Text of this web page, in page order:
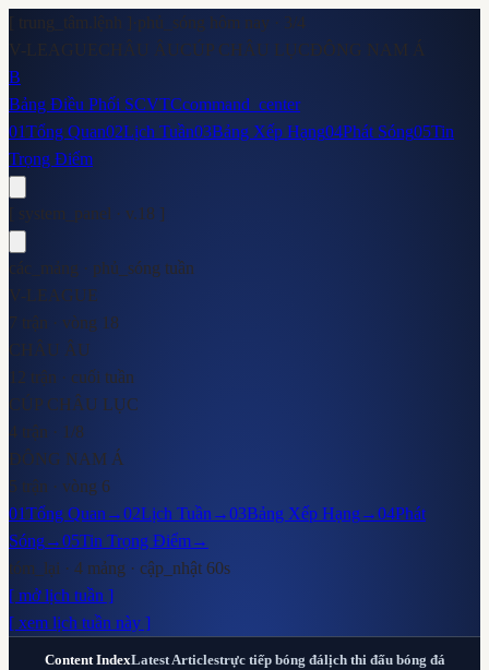
[ trung_tâm.lệnh ]·phủ_sóng hôm nay · 3/4
V-LEAGUECHÂU ÂUCÚP CHÂU LỤCĐÔNG NAM Á
B
Bảng Điều Phối SCVTCcommand_center
01Tổng Quan02Lịch Tuần03Bảng Xếp Hạng04Phát Sóng05Tin
Trọng Điểm
[ system_panel · v.18 ]
các_mảng · phủ_sóng tuần
V-LEAGUE
7 trận · vòng 18
CHÂU ÂU
12 trận · cuối tuần
CÚP CHÂU LỤC
4 trận · 1/8
ĐÔNG NAM Á
5 trận · vòng 6
01Tổng Quan →02Lịch Tuần →03Bảng Xếp Hạng →04Phát
Sóng →05Tin Trọng Điểm→
tóm_lại · 4 mảng · cập_nhật 60s
[ mở lịch tuần ]
[ xem lịch tuần này ]
Content IndexLatest Articlestrực tiếp bóng đálịch thi đấu bóng đá